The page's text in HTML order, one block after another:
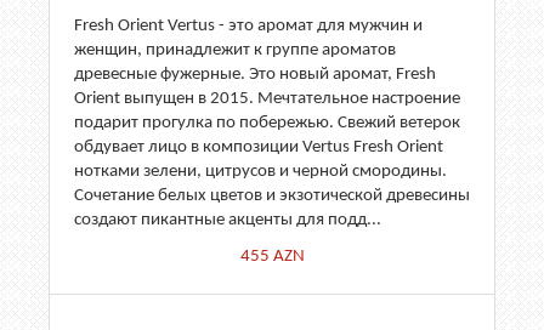
Fresh Orient Vertus - это аромат для мужчин и
женщин, принадлежит к группе ароматов
древесные фужерные. Это новый аромат, Fresh
Orient выпущен в 2015. Мечтательное настроение
подарит прогулка по побережью. Свежий ветерок
обдувает лицо в композиции Vertus Fresh Orient
нотками зелени, цитрусов и черной смородины.
Сочетание белых цветов и экзотической древесины
создают пикантные акценты для подд...
455 AZN